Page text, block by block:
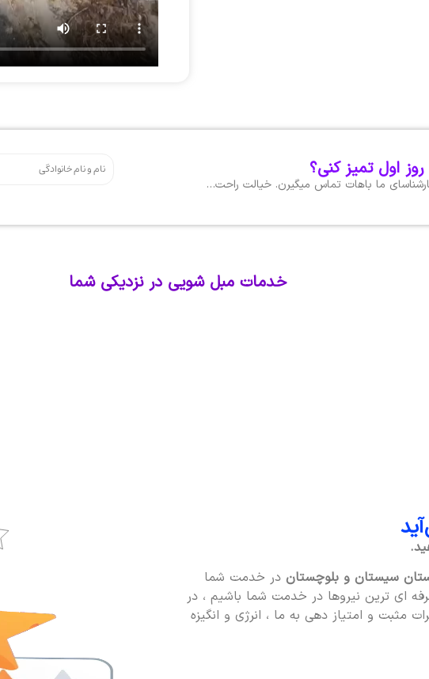
اول تمیز کنی؟
ما باهات تماس میگیرن. خیالت راحت…
خدمات مبل شویی در نزدیکی شما
سیستان و بلوچستان در خدمت شما
ای ترین نیروها در خدمت شما باشیم ، در
مثبت و امتیاز دهی به ما ، انرژی و انگیزه